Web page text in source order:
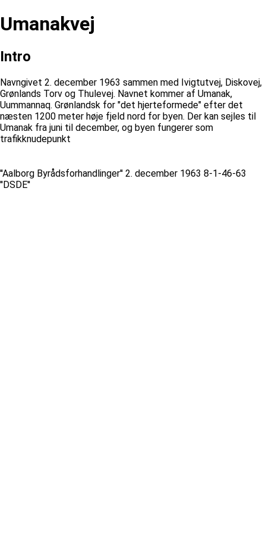
Umanakvej
Intro
Navngivet 2. december 1963 sammen med Ivigtutvej, Diskovej,
Grønlands Torv og Thulevej. Navnet kommer af Umanak,
Uummannaq. Grønlandsk for "det hjerteformede" efter det
næsten 1200 meter høje fjeld nord for byen. Der kan sejles til
Umanak fra juni til december, og byen fungerer som
trafikknudepunkt
''Aalborg Byrådsforhandlinger'' 2. december 1963 8-1-46-63
''DSDE''